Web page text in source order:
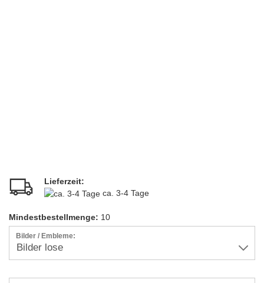
Lieferzeit:
ca. 3-4 Tage
Mindestbestellmenge: 10
Bilder / Embleme: